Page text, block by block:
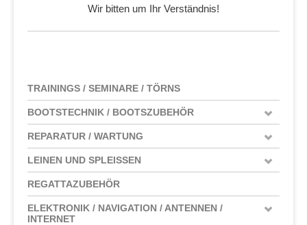
Wir bitten um Ihr Verständnis!
TRAININGS / SEMINARE / TÖRNS
BOOTSTECHNIK / BOOTSZUBEHÖR
REPARATUR / WARTUNG
LEINEN UND SPLEISSEN
REGATTAZUBEHÖR
ELEKTRONIK / NAVIGATION / ANTENNEN /
INTERNET